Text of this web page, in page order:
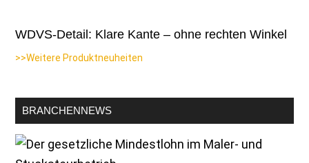
WDVS-Detail: Klare Kante – ohne rechten Winkel
>>Weitere Produktneuheiten
BRANCHENNEWS